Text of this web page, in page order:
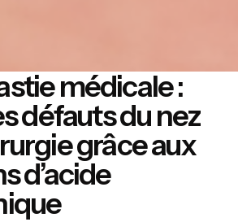
médicale :
défauts du nez
grâce aux
d’acide